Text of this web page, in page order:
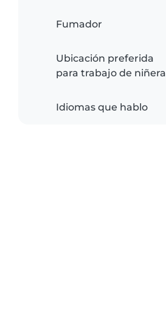
Fumador
Ubicación preferida
para trabajo de niñera
Idiomas que hablo